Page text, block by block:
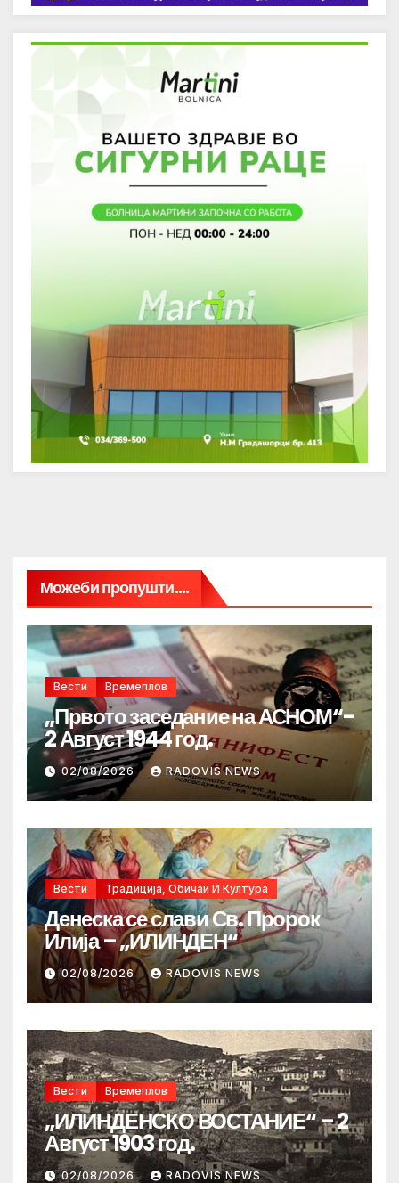
Можеби пропушти....
Вести Времеплов
„Првото заседание на АСНОМ“-
2 Август 1944 год.
02/08/2026 RADOVIS NEWS
Вести Традиција, Обичаи И Култура
Денеска се слави Св. Пророк
Илија – „ИЛИНДЕН“
02/08/2026 RADOVIS NEWS
Вести Времеплов
„ИЛИНДЕНСКО ВОСТАНИЕ“ – 2
Август 1903 год.
02/08/2026 RADOVIS NEWS